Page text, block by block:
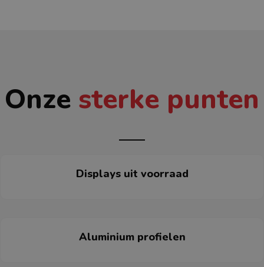
Onze sterke punten
Displays uit voorraad
Aluminium profielen